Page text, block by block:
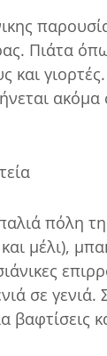
Πιάτα
και
πόλη
μέλι),
σε γενιά.
βαφτίσεις